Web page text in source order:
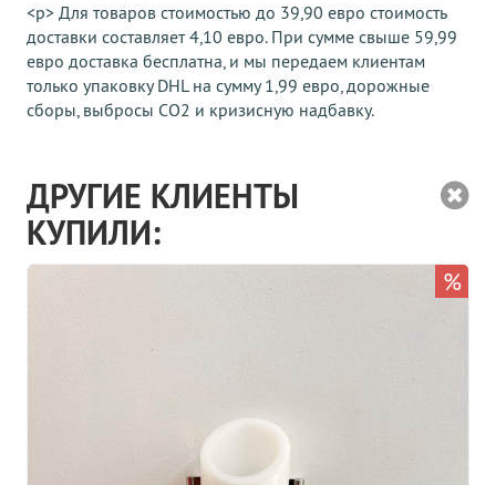
<р> Для товаров стоимостью до 39,90 евро стоимость
доставки составляет 4,10 евро. При сумме свыше 59,99
евро доставка бесплатна, и мы передаем клиентам
только упаковку DHL на сумму 1,99 евро, дорожные
сборы, выбросы CO2 и кризисную надбавку.
ДРУГИЕ КЛИЕНТЫ
КУПИЛИ:
%